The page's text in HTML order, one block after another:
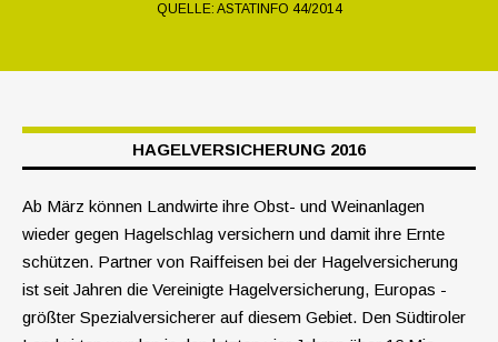
QUELLE: ASTATINFO 44/2014
HAGELVERSICHERUNG 2016
Ab März können Landwirte ihre Obst- und Wein­anlagen
wieder gegen Hagelschlag versichern und damit ihre Ernte
schützen. Partner von Raiffeisen bei der Hagelversicherung
ist seit Jahren die Vereinigte Hagelversicherung, Europas ­
größter Spezialversicherer auf diesem Gebiet. Den Südtiroler